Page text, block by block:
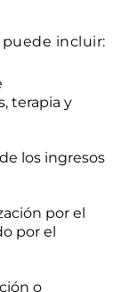
puede incluir:
terapia y
los ingresos
por el
por el
o